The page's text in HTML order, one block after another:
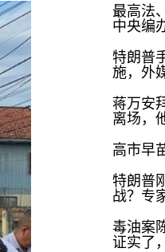
最高法
中央编
特朗普
施，外
蒋万安
离场，
高市早
特朗普
战？专
毒油案
证实了